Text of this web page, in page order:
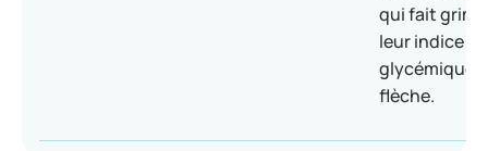
qui fait
leur indice
glycémique
flèche.